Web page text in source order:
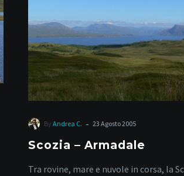
By Andrea C. - 23 Agosto 2005
Scozia – Armadale
Tra rovine, mare e nuvole in corsa, la